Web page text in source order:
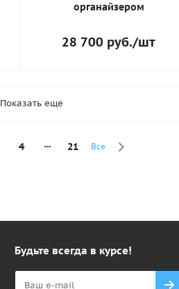
органайзером
28 700 руб./шт
Показать еще
4 21 Все
Будьте всегда в курсе!